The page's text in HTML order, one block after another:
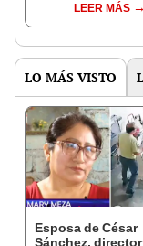
LEER MÁS
LO MÁS VISTO
Esposa de César
Sánchez,